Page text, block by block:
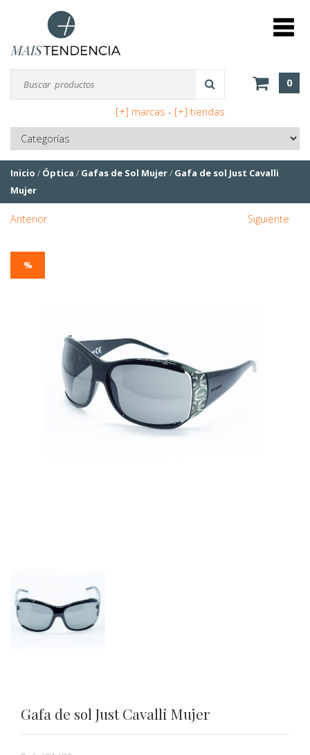
0
[+] marcas - [+] tiendas
Inicio / Óptica / Gafas de Sol Mujer/ Gafa de sol Just Cavalli
Mujer
Anterior Siguiente
Gafa de sol Just Cavalli Mujer
%